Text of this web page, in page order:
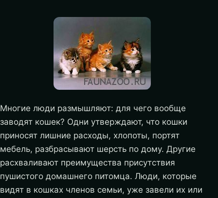
Многие люди размышляют: для чего вообще
заводят кошек? Одни утверждают, что кошки
приносят лишние расходы, хлопоты, портят
мебель, разбрасывают шерсть по дому. Другие
расхваливают преимущества присутствия
пушистого домашнего питомца. Люди, которые
видят в кошках членов семьи, уже завели их или